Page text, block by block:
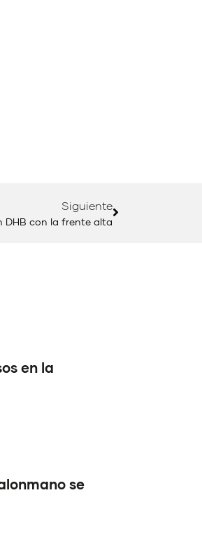
Siguiente
DHB con la frente alta
en la
se